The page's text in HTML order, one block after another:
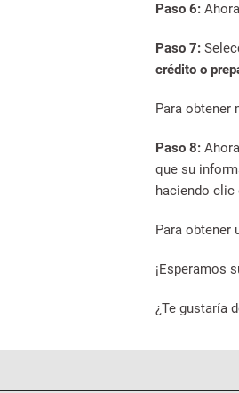
Paso 6:
Paso 7:
crédito o
Para obtener
Paso 8:
que su
haciendo clic
Para obtener
¡Esperamos
¿Te gustaría